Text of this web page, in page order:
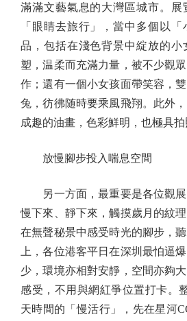
滿滿文藝氣息的大灣區城市。展
「眼睛去旅行」，當中多個以
品，包括在淺色背景中綻放的小
塑，温柔而充滿力量，被不少觀
作；還有一個小女孩面帶笑容，
兔，彷彿随時要乘風飛翔。此外
成趣的油畫，色彩鮮明，也極具拍
放慢腳步投入喘息空間
另一方面，最重要是各位觀展
慢下來、靜下來，觸摸歲月的紋
在無聲秘景中感受時光的腳步，
上，各位港客平日在深圳最怕逼
少，環境亦相對安靜，空間亦夠
感受，不用與網紅爭位置打卡。
天時間的「慢活行」，先在星河